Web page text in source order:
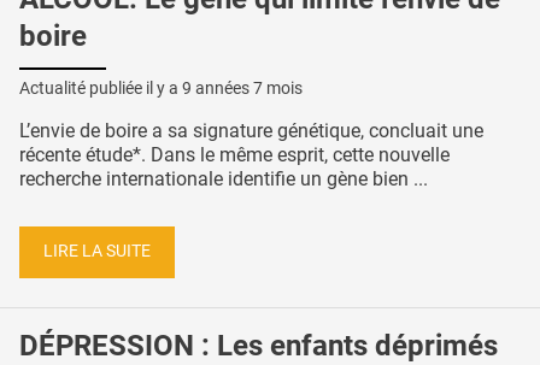
boire
Actualité publiée il y a 9 années 7 mois
L’envie de boire a sa signature génétique, concluait une
récente étude*. Dans le même esprit, cette nouvelle
recherche internationale identifie un gène bien ...
LIRE LA SUITE
DÉPRESSION : Les enfants déprimés